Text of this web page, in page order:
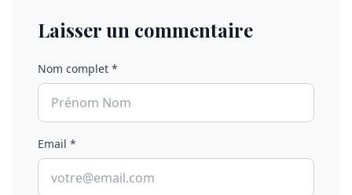
Laisser un commentaire
Nom complet *
Email *